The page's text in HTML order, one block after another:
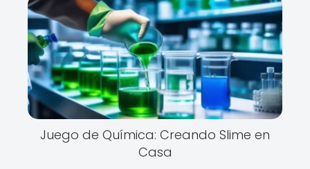
Juego de Química: Creando Slime en
Casa